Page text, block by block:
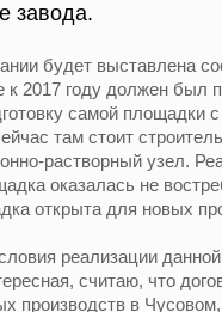
завода.
будет выставлена
2017 году должен был
самой площадки
там стоит
растворный узел.
оказалась не
открыта для новых
реализации
считаю, что
производств в